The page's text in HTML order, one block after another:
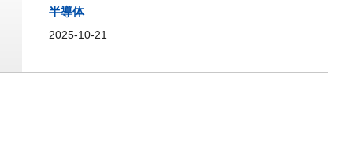
半導体
2025-10-21